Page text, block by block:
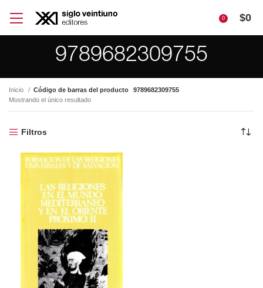
0 $0
9789682309755
Inicio Código de barras del producto
9789682309755
Mostrando el único resultado
Filtros